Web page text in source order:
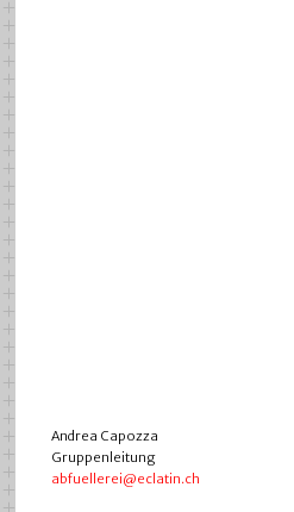
Andrea Capozza
Gruppenleitung
abfuellerei@eclatin.ch